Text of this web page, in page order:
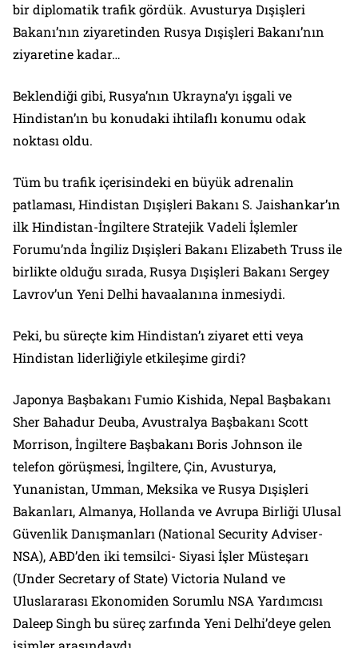
bir diplomatik trafik gördük. Avusturya Dışişleri
Bakanı’nın ziyaretinden Rusya Dışişleri Bakanı’nın
ziyaretine kadar…
Beklendiği gibi, Rusya’nın Ukrayna’yı işgali ve
Hindistan’ın bu konudaki ihtilaflı konumu odak
noktası oldu.
Tüm bu trafik içerisindeki en büyük adrenalin
patlaması, Hindistan Dışişleri Bakanı S. Jaishankar’ın
ilk Hindistan-İngiltere Stratejik Vadeli İşlemler
Forumu’nda İngiliz Dışişleri Bakanı Elizabeth Truss ile
birlikte olduğu sırada, Rusya Dışişleri Bakanı Sergey
Lavrov’un Yeni Delhi havaalanına inmesiydi.
Peki, bu süreçte kim Hindistan’ı ziyaret etti veya
Hindistan liderliğiyle etkileşime girdi?
Japonya Başbakanı Fumio Kishida, Nepal Başbakanı
Sher Bahadur Deuba, Avustralya Başbakanı Scott
Morrison, İngiltere Başbakanı Boris Johnson ile
telefon görüşmesi, İngiltere, Çin, Avusturya,
Yunanistan, Umman, Meksika ve Rusya Dışişleri
Bakanları, Almanya, Hollanda ve Avrupa Birliği Ulusal
Güvenlik Danışmanları (National Security Adviser-
NSA), ABD’den iki temsilci- Siyasi İşler Müsteşarı
(Under Secretary of State) Victoria Nuland ve
Uluslararası Ekonomiden Sorumlu NSA Yardımcısı
Daleep Singh bu süreç zarfında Yeni Delhi’deye gelen